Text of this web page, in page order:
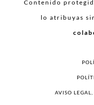
Contenido
lo atribuyas
AVISO